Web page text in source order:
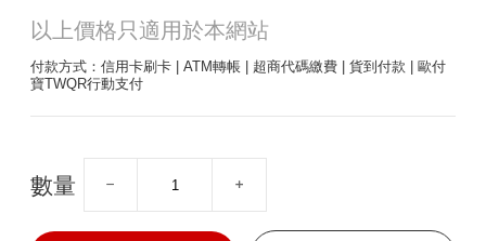
以上價格只適用於本網站
付款方式：信用卡刷卡 | ATM轉帳 | 超商代碼繳費 | 貨到付款 | 歐付
寶TWQR行動支付
數量